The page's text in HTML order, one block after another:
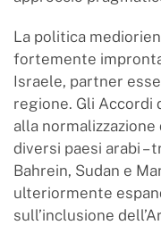
La politica
fortemente
Israele, partner
regione. Gli Accordi
alla
diversi paesi arabi –
Bahrein, Sudan e
ulteriormente
sull’inclusione